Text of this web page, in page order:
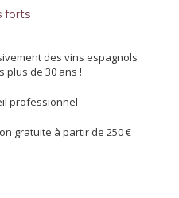
forts
des vins espagnols
plus de 30 ans !
professionnel
gratuite à partir de 250 €